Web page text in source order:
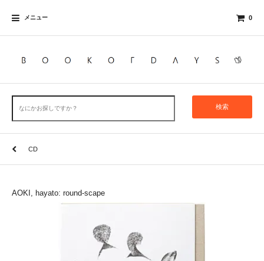
メニュー 0
検索
CD
AOKI, hayato: round-scape